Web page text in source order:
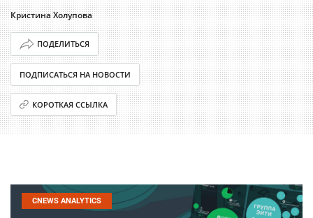
Кристина Холупова
ПОДЕЛИТЬСЯ
ПОДПИСАТЬСЯ НА НОВОСТИ
КОРОТКАЯ ССЫЛКА
CNEWS ANALYTICS